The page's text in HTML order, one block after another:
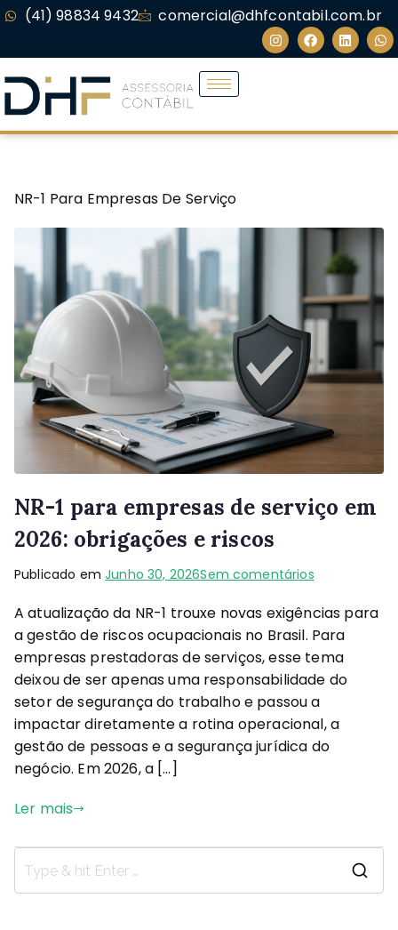
(41) 98834 9432 comercial@dhfcontabil.com.br
NR-1 Para Empresas De Serviço
NR-1 para empresas de serviço em
2026: obrigações e riscos
Publicado emJunho 30, 2026Sem comentários
A atualização da NR-1 trouxe novas exigências para
a gestão de riscos ocupacionais no Brasil. Para
empresas prestadoras de serviços, esse tema
deixou de ser apenas uma responsabilidade do
setor de segurança do trabalho e passou a
impactar diretamente a rotina operacional, a
gestão de pessoas e a segurança jurídica do
negócio. Em 2026, a […]
Ler mais